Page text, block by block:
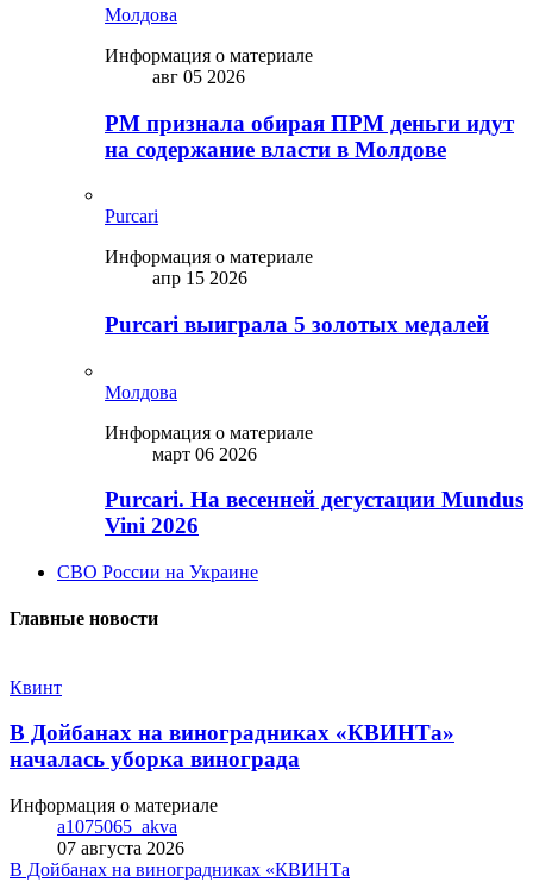
Молдова
Информация о материале
авг 05 2026
PM признала обирая ПРМ деньги идут
на содержание власти в Молдове
Purcari
Информация о материале
апр 15 2026
Purcari выиграла 5 золотых медалей
Молдова
Информация о материале
март 06 2026
Purcari. На весенней дегустации Mundus
Vini 2026
СВО России на Украине
Главные новости
Квинт
В Дойбанах на виноградниках «КВИНТа»
началась уборка винограда
Информация о материале
a1075065_akva
07 августа 2026
В Дойбанах на виноградниках «КВИНТа